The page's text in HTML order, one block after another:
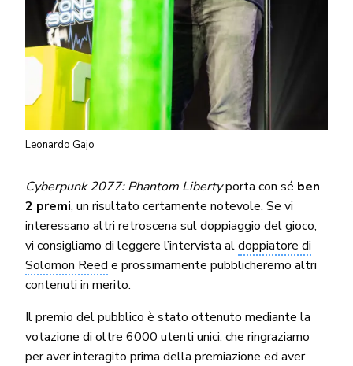
Leonardo Gajo
Cyberpunk 2077: Phantom Libertyporta con sé ben
2 premi, un risultato certamente notevole. Se vi
interessano altri retroscena sul doppiaggio del gioco,
vi consigliamo di leggere l’intervista aldoppiatore di
Solomon Reed e prossimamente pubblicheremo altri
contenuti in merito.
Il premio del pubblico è stato ottenuto mediante la
votazione di oltre 6000 utenti unici, che ringraziamo
per aver interagito prima della premiazione ed aver